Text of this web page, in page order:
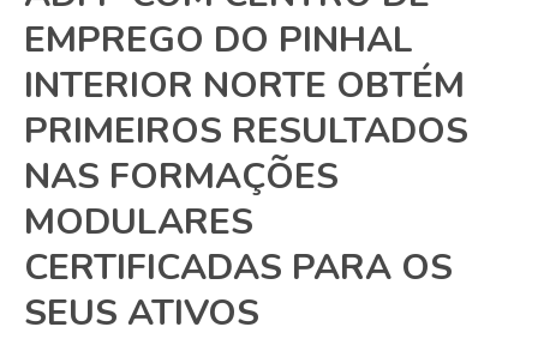
EMPREGO DO PINHAL
INTERIOR NORTE OBTÉM
PRIMEIROS RESULTADOS
NAS FORMAÇÕES
MODULARES
CERTIFICADAS PARA OS
SEUS ATIVOS